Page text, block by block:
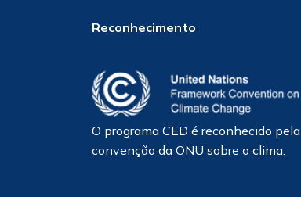
Reconhecimento
O programa CED é reconhecido pela
convenção da ONU sobre o clima.